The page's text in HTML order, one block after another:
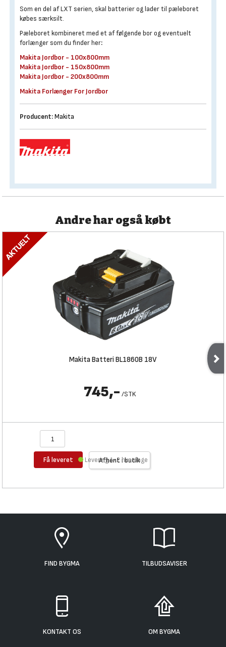
Som en del af LXT serien, skal batterier og lader til pæleboret
købes særksilt.
Pæleboret kombineret med et af følgende bor og eventuelt
forlænger som du finder her:
Makita Jordbor - 100x800mm
Makita Jordbor - 150x800mm
Makita Jordbor - 200x800mm
Makita Forlænger For Jordbor
Producent:Makita
Andre har også købt
Makita Batteri BL1860B 18V
745,- /STK
Få leveret Afhent i butik
Levering 1-2 hverdage
FIND BYGMA TILBUDSAVISER
KONTAKT OS OM BYGMA